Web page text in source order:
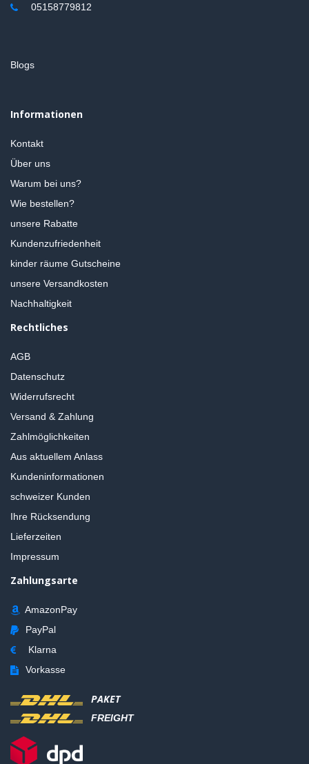
05158779812
Blogs
Informationen
Kontakt
Über uns
Warum bei uns?
Wie bestellen?
unsere Rabatte
Kundenzufriedenheit
kinder räume Gutscheine
unsere Versandkosten
Nachhaltigkeit
Rechtliches
AGB
Datenschutz
Widerrufsrecht
Versand & Zahlung
Zahlmöglichkeiten
Aus aktuellem Anlass
Kundeninformationen
schweizer Kunden
Ihre Rücksendung
Lieferzeiten
Impressum
Zahlungsarte
AmazonPay
PayPal
Klarna
Vorkasse
PAKET
FREIGHT